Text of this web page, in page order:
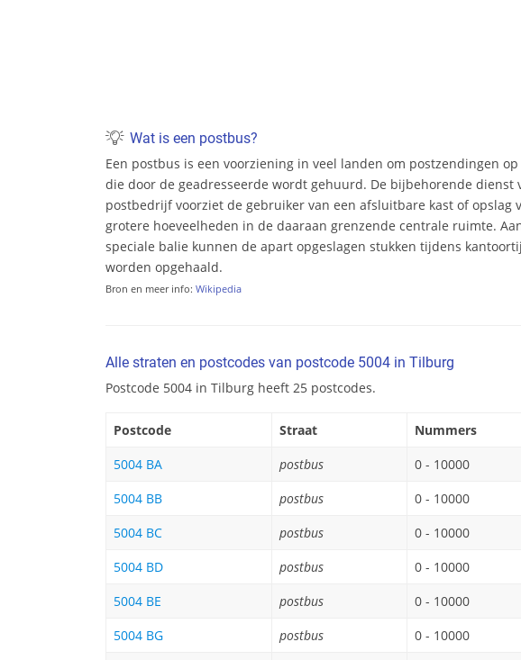
Wat is een postbus?
Een postbus is een voorziening in veel landen om postzendingen
die door de geadresseerde wordt gehuurd. De bijbehorende dienst
postbedrijf voorziet de gebruiker van een afsluitbare kast of opslag
grotere hoeveelheden in de daaraan grenzende centrale ruimte.
speciale balie kunnen de apart opgeslagen stukken tijdens
worden opgehaald.
Bron en meer info: Wikipedia
Alle straten en postcodes van postcode 5004 in Tilburg
Postcode 5004 in Tilburg heeft 25 postcodes.
Postcode Straat
Nummers
5004 BA
postbus
0 - 10000
5004 BB
postbus
0 - 10000
5004 BC
postbus
0 - 10000
5004 BD
postbus
0 - 10000
5004 BE
postbus
0 - 10000
5004 BG
postbus
0 - 10000